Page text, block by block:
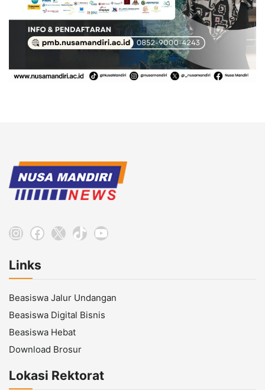
Instagram
Facebook
X TikTokYouTube
Links
Beasiswa Jalur Undangan
Beasiswa Digital Bisnis
Beasiswa Hebat
Download Brosur
Lokasi Rektorat